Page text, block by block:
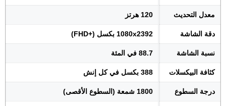
معدل التحديث 120 هرتز
دقة الشاشة 1080x2392 بكسل (+FHD)
نسبة الشاشة 88.7 في المئة
كثافة البيكسلات 388 بكسل في كل إنش
درجة السطوع 1800 شمعة (السطوع الأقصى)